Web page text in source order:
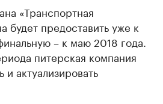
«Транспортная
будет предоставить уже к
– к маю 2018 года.
питерская компания
и актуализировать